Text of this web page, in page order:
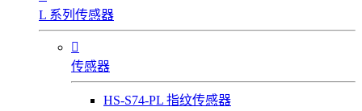
L 系列传感器

传感器
HS-S74-PL 指纹传感器